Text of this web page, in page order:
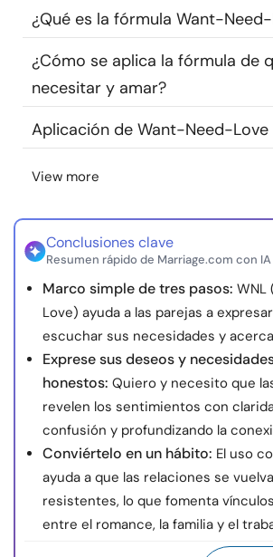
Encuentra un terapeuta
Idioma
Sobre nosotros
¿Qué es la fórmula Want-
¿Cómo se aplica la fórmula de
necesitar y amar?
Aplicación de Want-Need-Love
View more
Conclusiones clave
Resumen rápido de Marriage.com con IA
Marco simple de tres pasos: WNL
Love) ayuda a las parejas a
escuchar sus necesidades y
Exprese sus deseos y
honestos: Quiero y necesito que
revelen los sentimientos con
confusión y profundizando la
Conviértelo en un hábito: El uso
ayuda a que las relaciones se
resistentes, lo que fomenta
entre el romance, la familia y el